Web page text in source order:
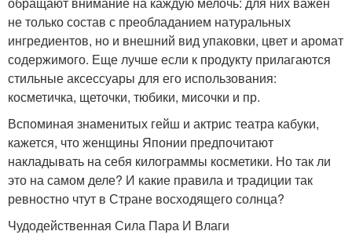
не только состав с преобладанием натуральных
ингредиентов, но и внешний вид упаковки, цвет и аромат
содержимого. Еще лучше если к продукту прилагаются
стильные аксессуары для его использования:
косметичка, щеточки, тюбики, мисочки и пр.
Вспоминая знаменитых гейш и актрис театра кабуки,
кажется, что женщины Японии предпочитают
накладывать на себя килограммы косметики. Но так ли
это на самом деле? И какие правила и традиции так
ревностно чтут в Стране восходящего солнца?
Чудодейственная Сила Пара И Влаги